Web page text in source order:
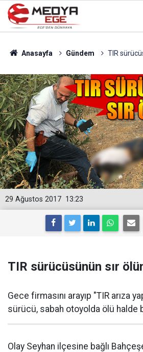
Anasayfa Gündem TIR
13:23
29 Ağustos 2017
TIR sürücüsünün sır
Gece firmasını arayıp "TIR arıza
sürücü, sabah otoyolda ölü halde
Olay Seyhan ilçesine bağlı